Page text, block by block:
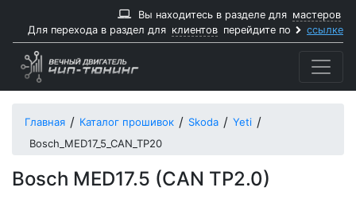
Вы находитесь в разделе для мастеров
Для перехода в раздел для клиентов перейдите по ссылке
Главная Каталог прошивок Skoda
Yeti
Bosch_MED17_5_CAN_TP20
Bosch MED17.5 (CAN TP2.0)